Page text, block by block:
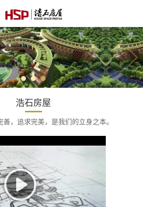
浩石房屋
，追求完美，是我们的立身之本。